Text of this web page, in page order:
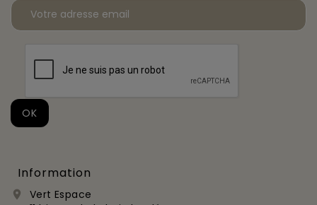
Information

Vert Espace